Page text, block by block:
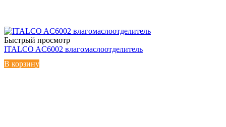
Быстрый просмотр
ITALCO AC6002 влагомаслоотделитель
В корзину